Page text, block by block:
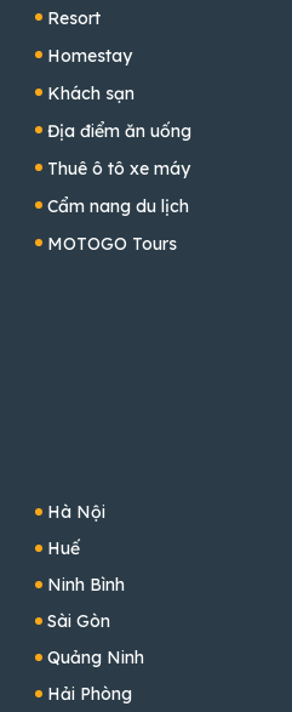
Resort
Homestay
Khách sạn
Địa điểm ăn uống
Thuê ô tô xe máy
Cẩm nang du lịch
MOTOGO Tours
Hà Nội
Huế
Ninh Bình
Sài Gòn
Quảng Ninh
Hải Phòng